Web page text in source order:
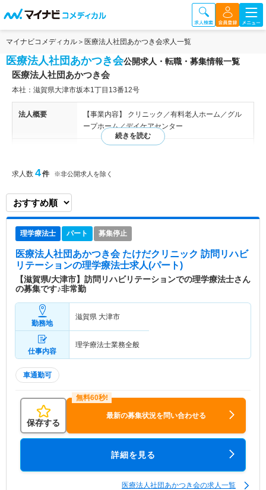
マイナビコメディカル 医療法人社団あかつき会求人一覧
医療法人社団あかつき会公開求人・転職・募集情報一覧
医療法人社団あかつき会
本社：滋賀県大津市坂本1丁目13番12号
法人概要
【事業内容】 クリニック／有料老人ホーム／グル
ープホーム／デイケアセンター
ム、デイケアセンターの運営を行っている地域密着
ク」を中心にグループホームや有料老人ホームと連
いサービスの提供に努めておられます。
求人数 4件 ※非公開求人を除く
理学療法士 パート 募集停止
医療法人社団あかつき会 たけだクリニック 訪問リハビ
リテーションの理学療法士求人(パート)
【滋賀県/大津市】訪問リハビリテーションでの理学療法士さん
の募集です♪非常勤
勤務地
滋賀県 大津市
仕事内容
理学療法士業務全般
車通勤可
保存する
最新の募集状況を問い合わせる
詳細を見る
医療法人社団あかつき会の求人一覧